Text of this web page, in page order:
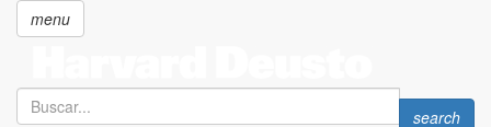
menu
Search Search
search